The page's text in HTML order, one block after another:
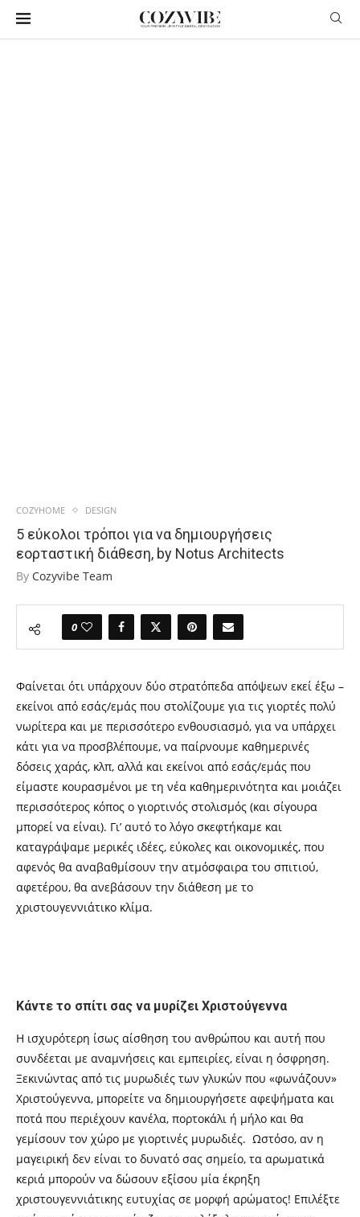
COZYHOME DESIGN
5 εύκολοι τρόποι για να δημιουργήσεις
εορταστική διάθεση, by Notus Architects
By Cozyvibe Team
0
Φαίνεται ότι υπάρχουν δύο στρατόπεδα απόψεων εκεί έξω –
εκείνοι από εσάς/εμάς που στολίζουμε για τις γιορτές πολύ
νωρίτερα και με περισσότερο ενθουσιασμό, για να υπάρχει
κάτι για να προσβλέπουμε, να παίρνουμε καθημερινές
δόσεις χαράς, κλπ, αλλά και εκείνοι από εσάς/εμάς που
είμαστε κουρασμένοι με τη νέα καθημερινότητα και μοιάζει
περισσότερος κόπος ο γιορτινός στολισμός (και σίγουρα
μπορεί να είναι). Γι’ αυτό το λόγο σκεφτήκαμε και
καταγράψαμε μερικές ιδέες, εύκολες και οικονομικές, που
αφενός θα αναβαθμίσουν την ατμόσφαιρα του σπιτιού,
αφετέρου, θα ανεβάσουν την διάθεση με το
χριστουγεννιάτικο κλίμα.
Κάντε το σπίτι σας να μυρίζει Χριστούγεννα
Η ισχυρότερη ίσως αίσθηση του ανθρώπου και αυτή που
συνδέεται με αναμνήσεις και εμπειρίες, είναι η όσφρηση.
Ξεκινώντας από τις μυρωδιές των γλυκών που «φωνάζουν»
Χριστούγεννα, μπορείτε να δημιουργήσετε αφεψήματα και
ποτά που περιέχουν κανέλα, πορτοκάλι ή μήλο και θα
γεμίσουν τον χώρο με γιορτινές μυρωδιές. Ωστόσο, αν η
μαγειρική δεν είναι το δυνατό σας σημείο, τα αρωματικά
κεριά μπορούν να δώσουν εξίσου μία έκρηξη
χριστουγεννιάτικης ευτυχίας σε μορφή αρώματος! Επιλέξτε